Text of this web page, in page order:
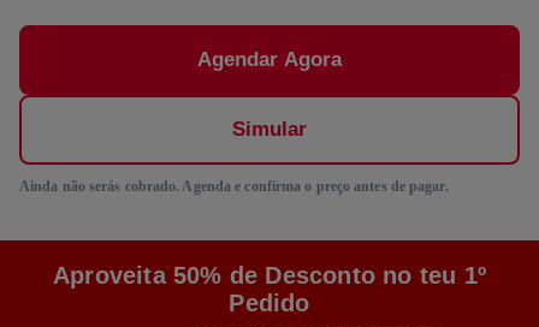
Agendar Agora
Simular
Ainda não serás cobrado. Agenda e confirma o preço antes de pagar.
Aproveita 50% de Desconto no teu 1º
Pedido